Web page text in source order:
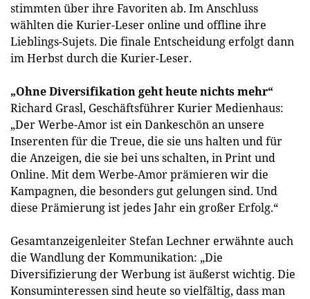
stimmten über ihre Favoriten ab. Im Anschluss
wählten die Kurier-Leser online und offline ihre
Lieblings-Sujets. Die finale Entscheidung erfolgt dann
im Herbst durch die Kurier-Leser.
„Ohne Diversifikation geht heute nichts mehr“
Richard Grasl, Geschäftsführer Kurier Medienhaus:
„Der Werbe-Amor ist ein Dankeschön an unsere
Inserenten für die Treue, die sie uns halten und für
die Anzeigen, die sie bei uns schalten, in Print und
Online. Mit dem Werbe-Amor prämieren wir die
Kampagnen, die besonders gut gelungen sind. Und
diese Prämierung ist jedes Jahr ein großer Erfolg.“
Gesamtanzeigenleiter Stefan Lechner erwähnte auch
die Wandlung der Kommunikation: „Die
Diversifizierung der Werbung ist äußerst wichtig. Die
Konsuminteressen sind heute so vielfältig, dass man